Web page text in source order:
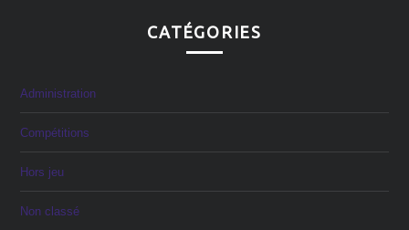
CATÉGORIES
Administration
Compétitions
Hors jeu
Non classé